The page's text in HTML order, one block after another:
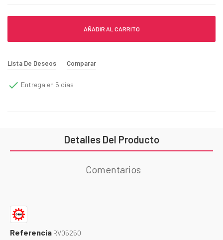
AÑADIR AL CARRITO
Lista De Deseos Comparar
 Entrega en 5 días
Detalles Del Producto
Comentarios
Referencia RV05250